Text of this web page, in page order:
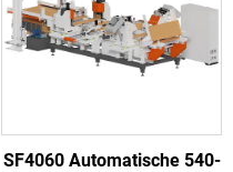
SF4060 Automatische 540-